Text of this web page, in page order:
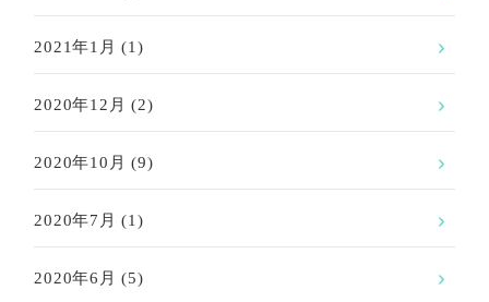
2021年1月 (1)
2020年12月 (2)
2020年10月 (9)
2020年7月 (1)
2020年6月 (5)